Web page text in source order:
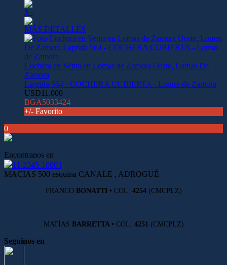
$ -
MÁS DETALLES
Cochera en Venta en Lomas de Zamora Oeste, Lomas De
Zamora
Laprida 564 - COCHERA CUBIERTA - Lomas de Zamora
USD11.000
BGA5033424
+/- Favorito
0
Encontranos en
11-2345-1000 |
MACIAS 500 esquina CANALE , ADROGUÉ
FRANCO BONATTI • COL. 4254(CMCPLZ)
MATÍAS BARRETTA • COL. 4251 (CMCPLZ)
Seguinos en